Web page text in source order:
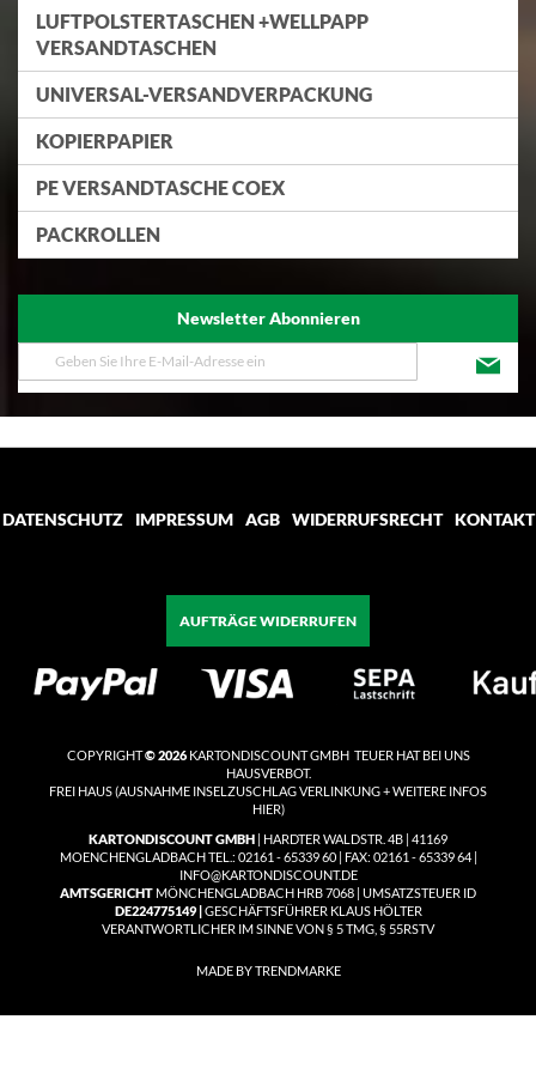
LUFTPOLSTERTASCHEN +WELLPAPP
VERSANDTASCHEN
UNIVERSAL-VERSANDVERPACKUNG
KOPIERPAPIER
PE VERSANDTASCHE COEX
PACKROLLEN
Newsletter Abonnieren
Melden
Sie
unseren
DATENSCHUTZ
IMPRESSUM AGB WIDERRUFSRECHT KONTAKT
AUFTRÄGE WIDERRUFEN
COPYRIGHT© 2026KARTONDISCOUNT GMBH TEUER HAT BEI UNS
HAUSVERBOT.
FREI HAUS(AUSNAHME INSELZUSCHLAG VERLINKUNG + WEITERE INFOS
HIER)
KARTONDISCOUNT GMBH | HARDTER WALDSTR. 4B | 41169
MOENCHENGLADBACH TEL.: 02161 - 65339 60 | FAX: 02161 - 65339 64 |
INFO@KARTONDISCOUNT.DE
AMTSGERICHT MÖNCHENGLADBACH HRB 7068 | UMSATZSTEUER ID
DE224775149 | GESCHÄFTSFÜHRER KLAUS HÖLTER
VERANTWORTLICHER IM SINNE VON § 5 TMG, § 55RSTV
MADE BY TRENDMARKE